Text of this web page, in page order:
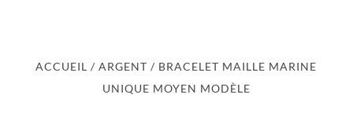
ACCUEIL /ARGENT / BRACELET MAILLE MARINE
UNIQUE MOYEN MODÈLE